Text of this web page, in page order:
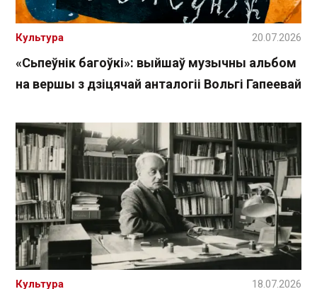
«Сьпеўнік багоўкі»: выйшаў музычны альбом
на вершы з дзіцячай анталогіі Вольгі Гапеевай
Культура 20.07.2026
Культура 18.07.2026